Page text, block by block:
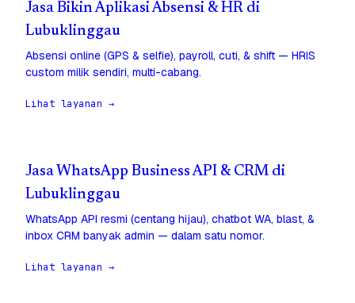
Jasa Bikin Aplikasi Absensi & HR di
Lubuklinggau
Absensi online (GPS & selfie), payroll, cuti, & shift — HRIS
custom milik sendiri, multi-cabang.
Lihat layanan →
Jasa WhatsApp Business API & CRM di
Lubuklinggau
WhatsApp API resmi (centang hijau), chatbot WA, blast, &
inbox CRM banyak admin — dalam satu nomor.
Lihat layanan →